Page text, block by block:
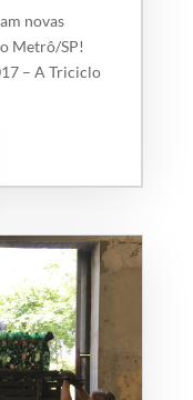
novas
Metrô/SP!
– A Triciclo